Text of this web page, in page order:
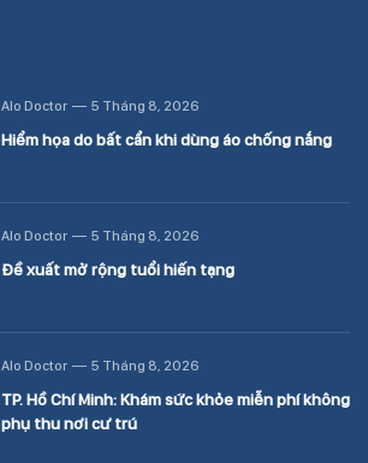
Alo Doctor 5 Tháng 8, 2026
Hiểm họa do bất cẩn khi dùng áo chống nắng
Alo Doctor 5 Tháng 8, 2026
Đề xuất mở rộng tuổi hiến tạng
Alo Doctor 5 Tháng 8, 2026
TP. Hồ Chí Minh: Khám sức khỏe miễn phí không
phụ thu nơi cư trú